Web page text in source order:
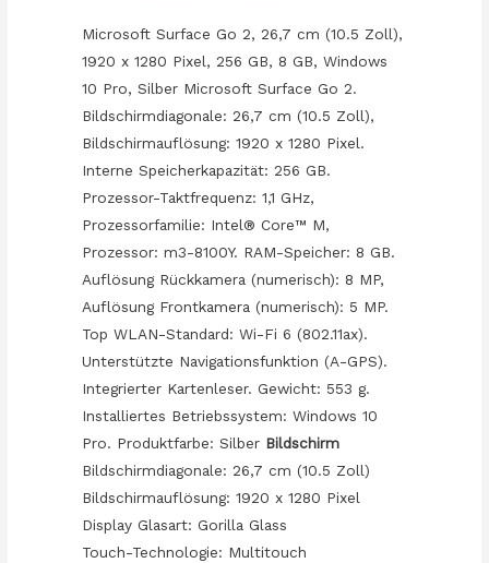
Fi/LTE
Silver
*NEW*
quantity
Microsoft Surface Go 2, 26,7 cm (10.5 Zoll),
1920 x 1280 Pixel, 256 GB, 8 GB, Windows
10 Pro, Silber Microsoft Surface Go 2.
Bildschirmdiagonale: 26,7 cm (10.5 Zoll),
Bildschirmauflösung: 1920 x 1280 Pixel.
Interne Speicherkapazität: 256 GB.
Prozessor-Taktfrequenz: 1,1 GHz,
Prozessorfamilie: Intel® Core™ M,
Prozessor: m3-8100Y. RAM-Speicher: 8 GB.
Auflösung Rückkamera (numerisch): 8 MP,
Auflösung Frontkamera (numerisch): 5 MP.
Top WLAN-Standard: Wi-Fi 6 (802.11ax).
Unterstützte Navigationsfunktion (A-GPS).
Integrierter Kartenleser. Gewicht: 553 g.
Installiertes Betriebssystem: Windows 10
Pro. Produktfarbe: Silber Bildschirm
Bildschirmdiagonale: 26,7 cm (10.5 Zoll)
Bildschirmauflösung: 1920 x 1280 Pixel
Display Glasart: Gorilla Glass
Touch-Technologie: Multitouch